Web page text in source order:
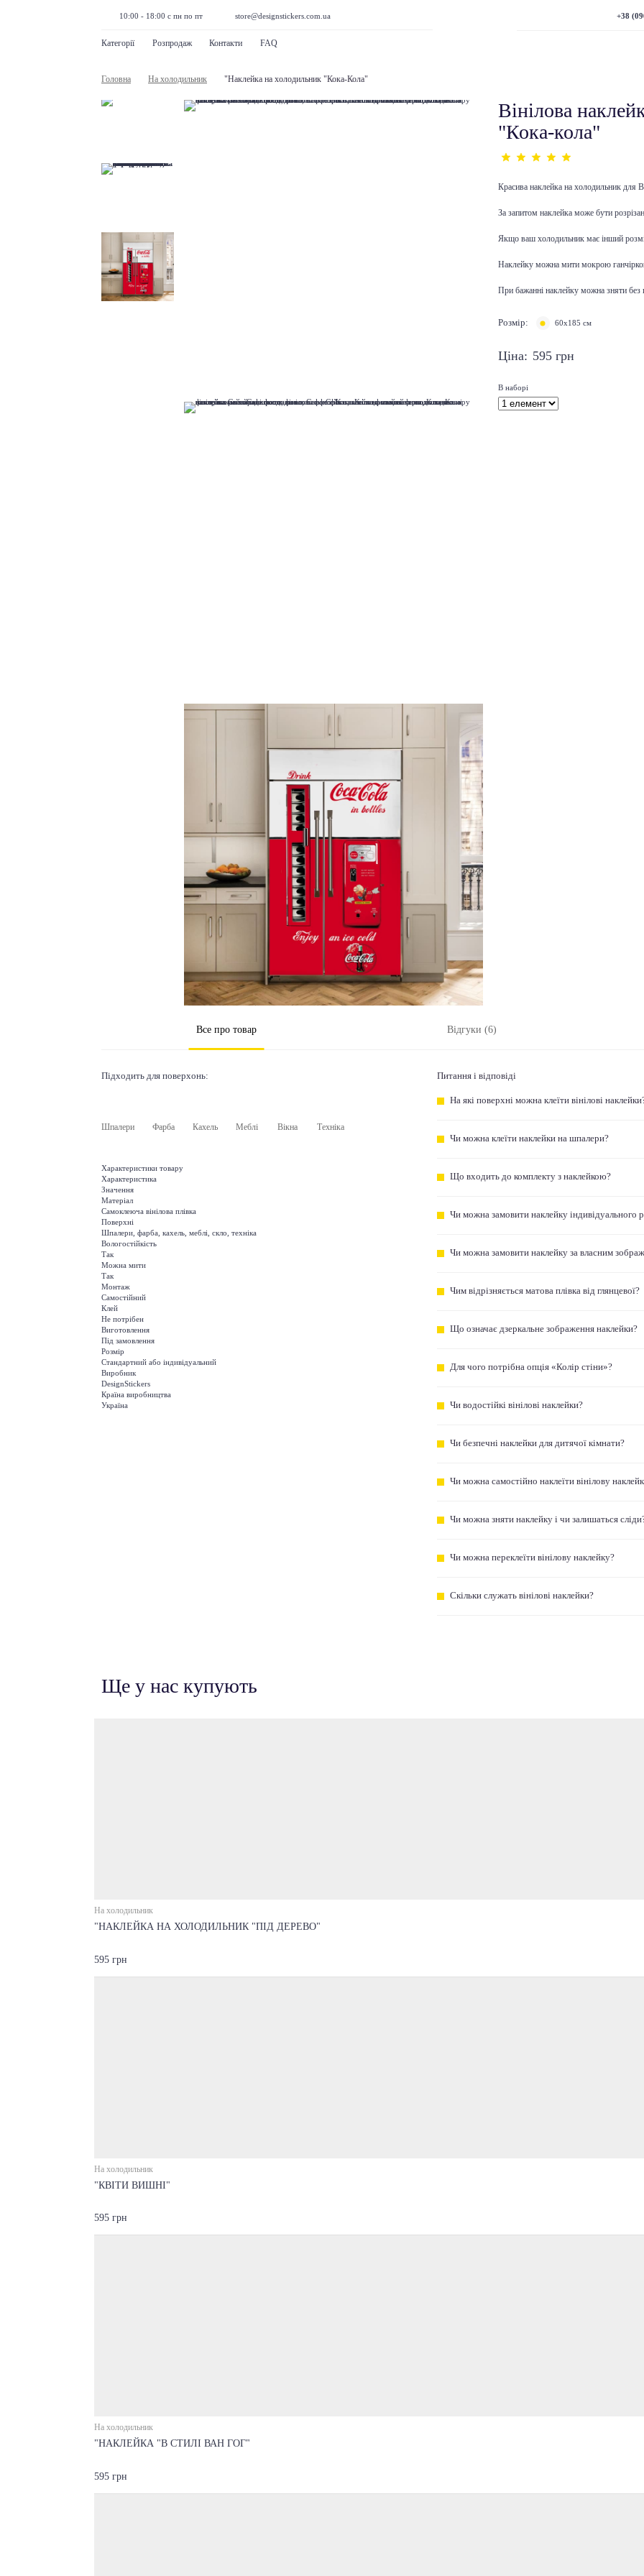
10:00 - 18:00 с пн по пт store@designstickers.com.ua
Категорії Розпродаж Контакти FAQ
+38
Головна На холодильник "Наклейка на холодильник "Кока-Кола"
Вінілова
"Кока-кола"
Красива наклейка на холодильник для
За запитом наклейка може бути
Якщо ваш холодильник має інший
Наклейку можна мити мокрою
При бажанні наклейку можна зняти
Розмір: 60x185 см
Ціна: 595 грн
В наборі
Все про товар Відгуки (6)
Підходить для поверхонь:
Шпалери Фарба Кахель Меблі Вікна Техніка
Характеристики товару
Характеристика
Значення
Матеріал
Самоклеюча вінілова плівка
Поверхні
Шпалери, фарба, кахель, меблі, скло, техніка
Вологостійкість
Так
Можна мити
Так
Монтаж
Самостійний
Клей
Не потрібен
Виготовлення
Під замовлення
Розмір
Стандартний або індивідуальний
Виробник
DesignStickers
Країна виробництва
Україна
Питання і відповіді
На які поверхні можна клеїти вінілові
Чи можна клеїти наклейки на шпалери?
Що входить до комплекту з наклейкою?
Чи можна замовити наклейку індивідуального
Чи можна замовити наклейку за власним
Чим відрізняється матова плівка від глянцевої?
Що означає дзеркальне зображення наклейки?
Для чого потрібна опція «Колір стіни»?
Чи водостійкі вінілові наклейки?
Чи безпечні наклейки для дитячої кімнати?
Чи можна самостійно наклеїти вінілову
Чи можна зняти наклейку і чи залишаться
Чи можна переклеїти вінілову наклейку?
Скільки служать вінілові наклейки?
Ще у нас купують
На холодильник
"НАКЛЕЙКА НА ХОЛОДИЛЬНИК "ПІД ДЕРЕВО"
595 грн
На холодильник
"КВІТИ ВИШНІ"
595 грн
На холодильник
"НАКЛЕЙКА "В СТИЛІ ВАН ГОГ"
595 грн